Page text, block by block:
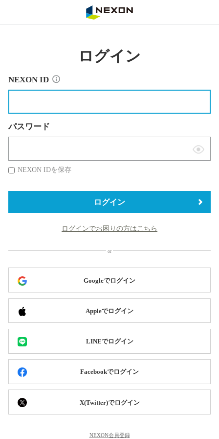
ログイン
NEXON ID
パスワード
表
替
NEXON IDを保存
ログイン
ログインでお困りの方はこちら
Googleでログイン
Appleでログイン
LINEでログイン
Facebookでログイン
X(Twitter)でログイン
NEXON会員登録